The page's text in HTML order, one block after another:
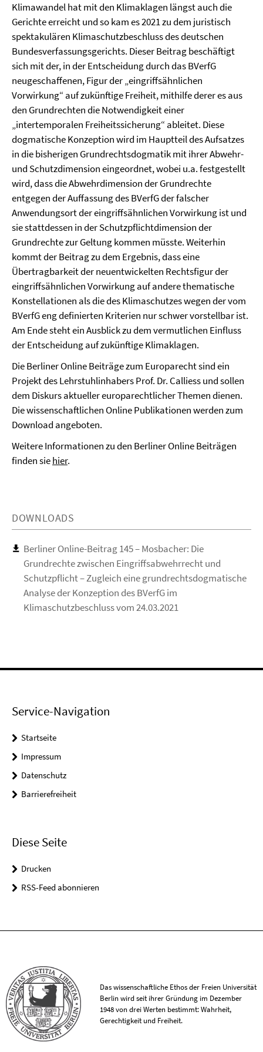
Klimawandel hat mit den Klimaklagen längst auch die
Gerichte erreicht und so kam es 2021 zu dem juristisch
spektakulären Klimaschutzbeschluss des deutschen
Bundesverfassungsgerichts. Dieser Beitrag beschäftigt
sich mit der, in der Entscheidung durch das BVerfG
neugeschaffenen, Figur der „eingriffsähnlichen
Vorwirkung“ auf zukünftige Freiheit, mithilfe derer es aus
den Grundrechten die Notwendigkeit einer
„intertemporalen Freiheitssicherung“ ableitet. Diese
dogmatische Konzeption wird im Hauptteil des Aufsatzes
in die bisherigen Grundrechtsdogmatik mit ihrer Abwehr-
und Schutzdimension eingeordnet, wobei u.a. festgestellt
wird, dass die Abwehrdimension der Grundrechte
entgegen der Auffassung des BVerfG der falscher
Anwendungsort der eingriffsähnlichen Vorwirkung ist und
sie stattdessen in der Schutzpflichtdimension der
Grundrechte zur Geltung kommen müsste. Weiterhin
kommt der Beitrag zu dem Ergebnis, dass eine
Übertragbarkeit der neuentwickelten Rechtsfigur der
eingriffsähnlichen Vorwirkung auf andere thematische
Konstellationen als die des Klimaschutzes wegen der vom
BVerfG eng definierten Kriterien nur schwer vorstellbar ist.
Am Ende steht ein Ausblick zu dem vermutlichen Einfluss
der Entscheidung auf zukünftige Klimaklagen.
Die Berliner Online Beiträge zum Europarecht sind ein
Projekt des Lehrstuhlinhabers Prof. Dr. Calliess und sollen
dem Diskurs aktueller europarechtlicher Themen dienen.
Die wissenschaftlichen Online Publikationen werden zum
Download angeboten.
Weitere Informationen zu den Berliner Online Beiträgen
finden siehier.
DOWNLOADS
Berliner Online-Beitrag 145 – Mosbacher: Die
Grundrechte zwischen Eingriffsabwehrrecht und
Schutzpflicht – Zugleich eine grundrechtsdogmatische
Analyse der Konzeption des BVerfG im
Klimaschutzbeschluss vom 24.03.2021
Service-Navigation
Startseite
Impressum
Datenschutz
Barrierefreiheit
Diese Seite
Drucken
RSS-Feed abonnieren
Das wissenschaftliche Ethos der Freien Universität
Berlin wird seit ihrer Gründung im Dezember
1948 von drei Werten bestimmt: Wahrheit,
Gerechtigkeit und Freiheit.